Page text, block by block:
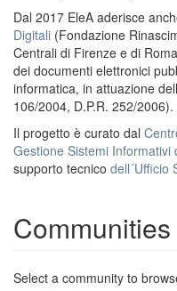
Dal 2017 EleA aderisce
Digitali (Fondazione
Centrali di Firenze e di
dei documenti elettronici
informatica, in attuazione
106/2004, D.P.R. 252/2006).
Il progetto è curato dal
Gestione Sistemi Informativi
supporto tecnico dell´Ufficio
Select a community to